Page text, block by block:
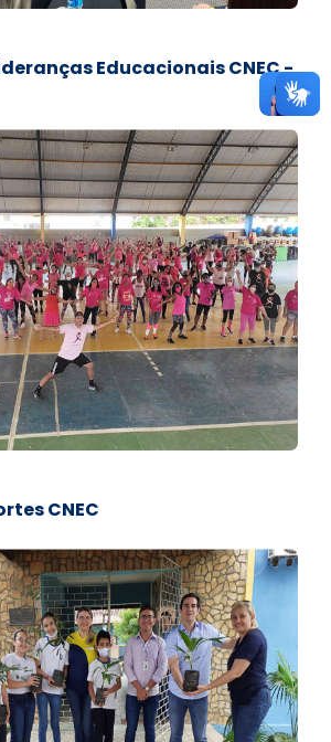
Educacionais CNEC -
CNEC